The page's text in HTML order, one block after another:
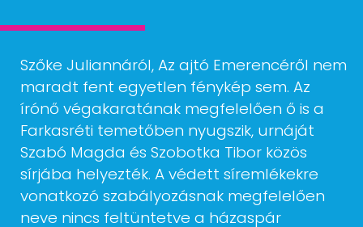
Szőke Juliannáról, Az ajtó Emerencéről nem
maradt fent egyetlen fénykép sem. Az
írónő végakaratának megfelelően ő is a
Farkasréti temetőben nyugszik, urnáját
Szabó Magda és Szobotka Tibor közös
sírjába helyezték. A védett síremlékekre
vonatkozó szabályozásnak megfelelően
neve nincs feltüntetve a házaspár